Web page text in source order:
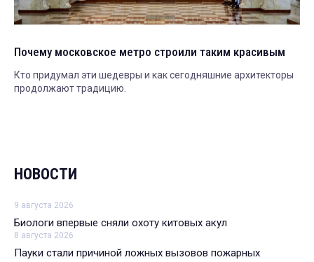
Почему московское метро строили таким красивым
Кто придумал эти шедевры и как сегодняшние архитекторы
продолжают традицию.
НОВОСТИ
9 августа 2026
Биологи впервые сняли охоту китовых акул
8 августа 2026
Пауки стали причиной ложных вызовов пожарных